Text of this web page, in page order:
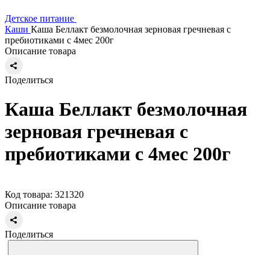
Детское питание
Каши Каша Беллакт безмолочная зерновая гречневая с
пребиотиками с 4мес 200г
Описание товара
Поделиться
Каша Беллакт безмолочная
зерновая гречневая с
пребиотиками с 4мес 200г
Код товара: 321320
Описание товара
Поделиться